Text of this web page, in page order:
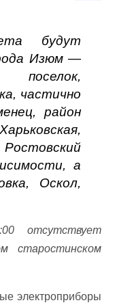
будут
Изюм —
частично
район
а
Оскол,
отсутствует
старостинском
электроприборы